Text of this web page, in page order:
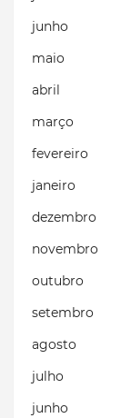
junho
maio
abril
março
fevereiro
janeiro
dezembro
novembro
outubro
setembro
agosto
julho
junho